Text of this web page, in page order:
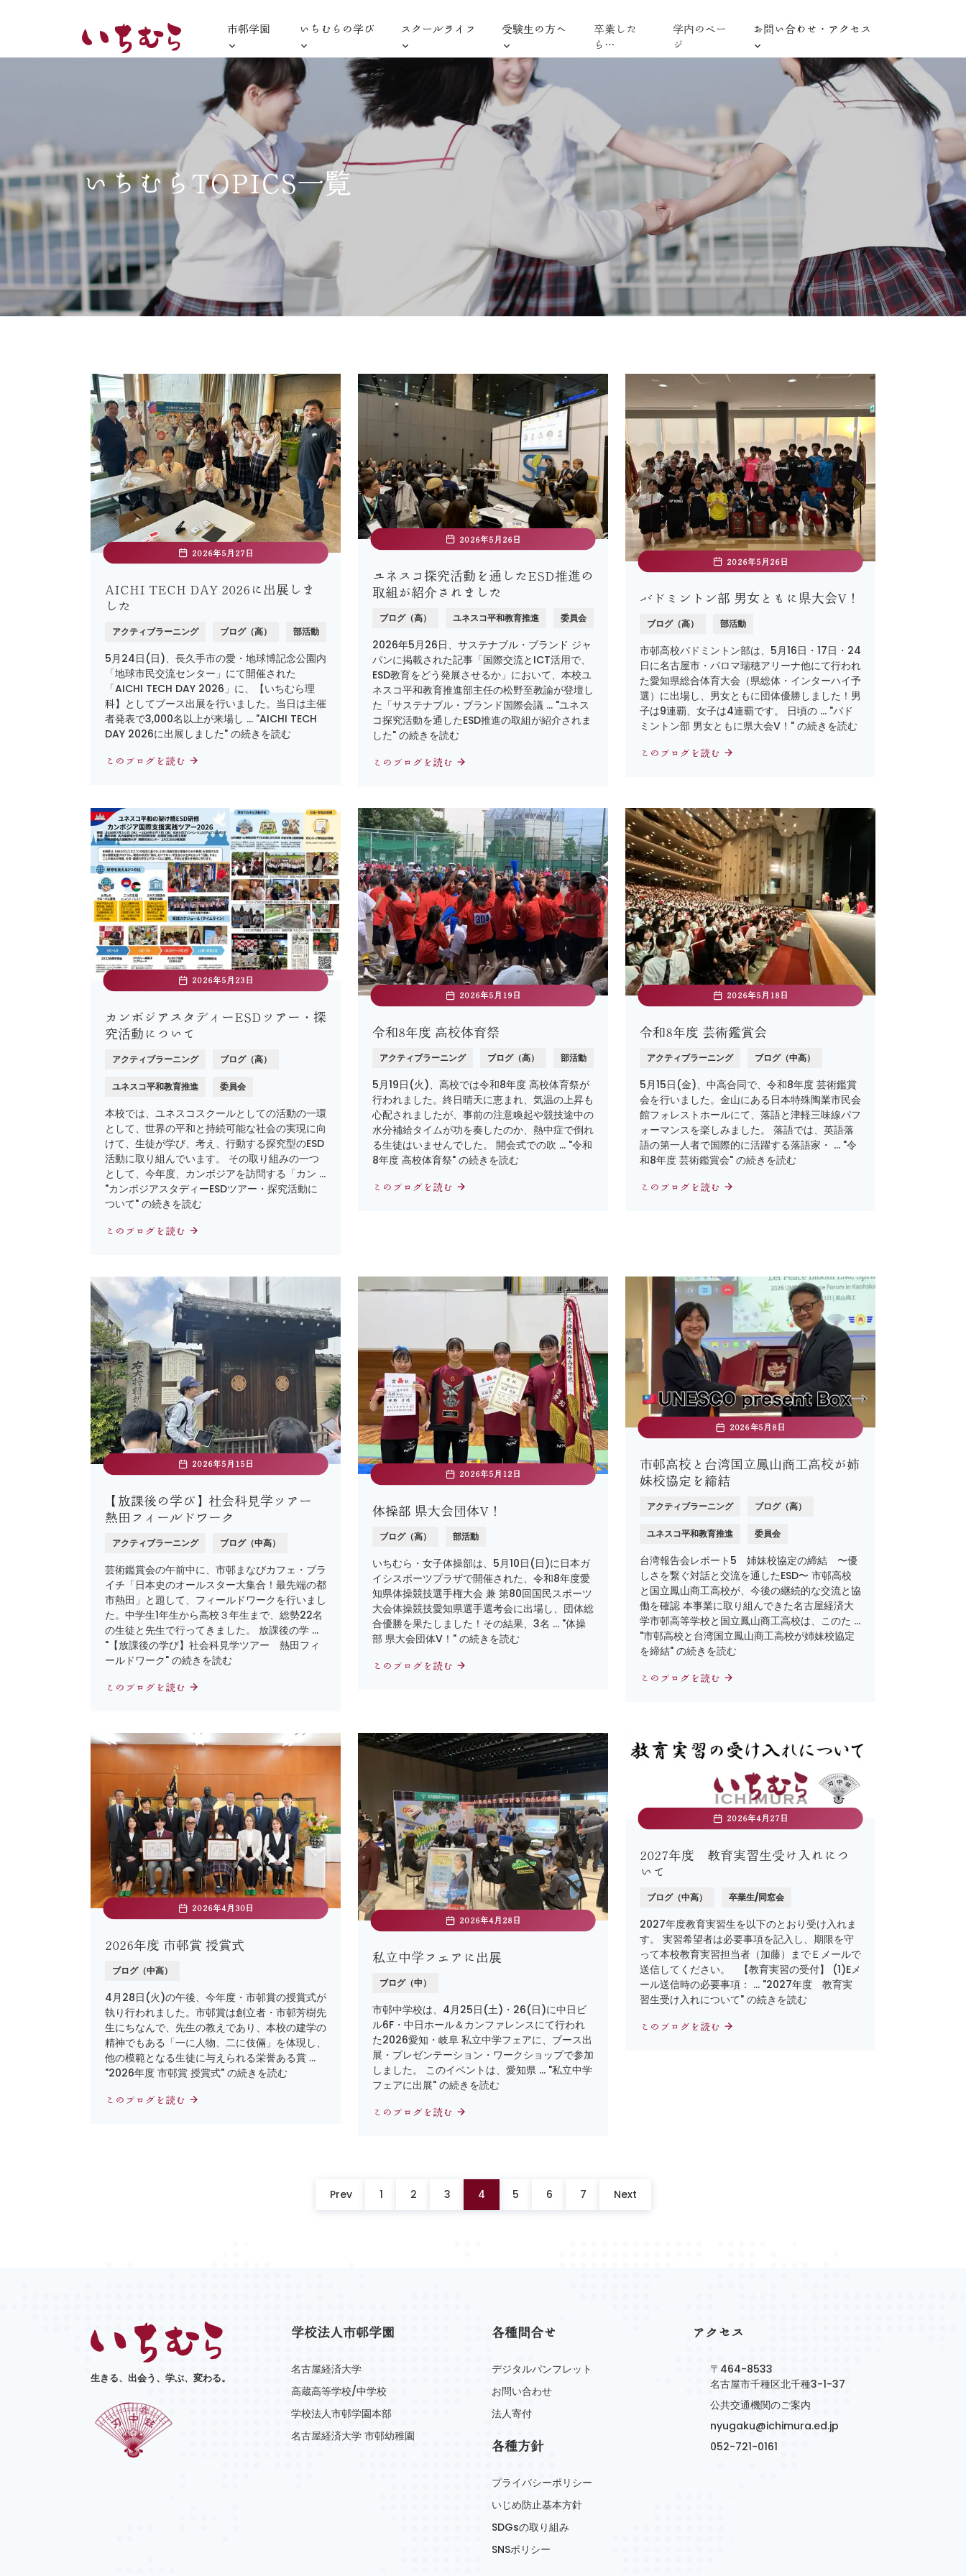
市邨学園 いちむらの学び スクールライフ 受験生の方へ
卒業した
ら…
学内のペー
ジ
お問い合わせ・アクセス
いちむらTOPICS一覧
2026年5月27日
AICHI TECH DAY 2026に出展しま
した
アクティブラーニング ブログ（高） 部活動
5月24日(日)、長久手市の愛・地球博記念公園内
「地球市民交流センター」にて開催された
「AICHI TECH DAY 2026」に、【いちむら理
科】としてブース出展を行いました。当日は主催
者発表で3,000名以上が来場し … "AICHI TECH
DAY 2026に出展しました" の続きを読む
このブログを読む
2026年5月26日
ユネスコ探究活動を通したESD推進の
取組が紹介されました
ブログ（高） ユネスコ平和教育推進 委員会
2026年5月26日、サステナブル・ブランド ジャ
パンに掲載された記事「国際交流とICT活用で、
ESD教育をどう発展させるか」において、本校ユ
ネスコ平和教育推進部主任の松野至教諭が登壇し
た「サステナブル・ブランド国際会議 … "ユネス
コ探究活動を通したESD推進の取組が紹介されま
した" の続きを読む
このブログを読む
2026年5月26日
バドミントン部 男女ともに県大会V！
ブログ（高） 部活動
市邨高校バドミントン部は、5月16日・17日・24
日に名古屋市・パロマ瑞穂アリーナ他にて行われ
た愛知県総合体育大会（県総体・インターハイ予
選）に出場し、男女ともに団体優勝しました！男
子は9連覇、女子は4連覇です。 日頃の … "バド
ミントン部 男女ともに県大会V！" の続きを読む
このブログを読む
2026年5月23日
カンボジアスタディーESDツアー・探
究活動について
アクティブラーニング ブログ（高）
ユネスコ平和教育推進 委員会
本校では、ユネスコスクールとしての活動の一環
として、世界の平和と持続可能な社会の実現に向
けて、生徒が学び、考え、行動する探究型のESD
活動に取り組んでいます。 その取り組みの一つ
として、今年度、カンボジアを訪問する「カン …
"カンボジアスタディーESDツアー・探究活動に
ついて" の続きを読む
このブログを読む
2026年5月19日
令和8年度 高校体育祭
アクティブラーニング ブログ（高） 部活動
5月19日(火)、高校では令和8年度 高校体育祭が
行われました。終日晴天に恵まれ、気温の上昇も
心配されましたが、事前の注意喚起や競技途中の
水分補給タイムが功を奏したのか、熱中症で倒れ
る生徒はいませんでした。 開会式での吹 … "令和
8年度 高校体育祭" の続きを読む
このブログを読む
2026年5月18日
令和8年度 芸術鑑賞会
アクティブラーニング ブログ（中高）
5月15日(金)、中高合同で、令和8年度 芸術鑑賞
会を行いました。金山にある日本特殊陶業市民会
館フォレストホールにて、落語と津軽三味線パフ
ォーマンスを楽しみました。 落語では、英語落
語の第一人者で国際的に活躍する落語家・ … "令
和8年度 芸術鑑賞会" の続きを読む
このブログを読む
2026年5月15日
【放課後の学び】社会科見学ツアー
熱田フィールドワーク
アクティブラーニング ブログ（中高）
芸術鑑賞会の午前中に、市邨まなびカフェ・ブラ
イチ「日本史のオールスター大集合！最先端の都
市熱田」と題して、フィールドワークを行いまし
た。中学生1年生から高校３年生まで、総勢22名
の生徒と先生で行ってきました。 放課後の学 …
"【放課後の学び】社会科見学ツアー 熱田フィ
ールドワーク" の続きを読む
このブログを読む
2026年5月12日
体操部 県大会団体V！
ブログ（高） 部活動
いちむら・女子体操部は、5月10日(日)に日本ガ
イシスポーツプラザで開催された、令和8年度愛
知県体操競技選手権大会 兼 第80回国民スポーツ
大会体操競技愛知県選手選考会に出場し、団体総
合優勝を果たしました！その結果、3名 … "体操
部 県大会団体V！" の続きを読む
このブログを読む
2026年5月8日
市邨高校と台湾国立鳳山商工高校が姉
妹校協定を締結
アクティブラーニング ブログ（高）
ユネスコ平和教育推進 委員会
台湾報告会レポート5 姉妹校協定の締結 〜優
しさを繋ぐ対話と交流を通したESD〜 市邨高校
と国立鳳山商工高校が、今後の継続的な交流と協
働を確認 本事業に取り組んできた名古屋経済大
学市邨高等学校と国立鳳山商工高校は、このた …
"市邨高校と台湾国立鳳山商工高校が姉妹校協定
を締結" の続きを読む
このブログを読む
2026年4月30日
2026年度 市邨賞 授賞式
ブログ（中高）
4月28日(火)の午後、今年度・市邨賞の授賞式が
執り行われました。市邨賞は創立者・市邨芳樹先
生にちなんで、先生の教えであり、本校の建学の
精神でもある「一に人物、二に伎倆」を体現し、
他の模範となる生徒に与えられる栄誉ある賞 …
"2026年度 市邨賞 授賞式" の続きを読む
このブログを読む
2026年4月28日
私立中学フェアに出展
ブログ（中）
市邨中学校は、4月25日(土)・26(日)に中日ビ
ル6F・中日ホール＆カンファレンスにて行われ
た2026愛知・岐阜 私立中学フェアに、ブース出
展・プレゼンテーション・ワークショップで参加
しました。 このイベントは、愛知県 … "私立中学
フェアに出展" の続きを読む
このブログを読む
2026年4月27日
2027年度 教育実習生受け入れにつ
いて
ブログ（中高） 卒業生/同窓会
2027年度教育実習生を以下のとおり受け入れま
す。 実習希望者は必要事項を記入し、期限を守
って本校教育実習担当者（加藤）までＥメールで
送信してください。 【教育実習の受付】 (1)Eメ
ール送信時の必要事項： … "2027年度 教育実
習生受け入れについて" の続きを読む
このブログを読む
Prev 1 2 3 4 5 6 7 Next
生きる、出会う、学ぶ、変わる。
学校法人市邨学園
名古屋経済大学
高蔵高等学校/中学校
学校法人市邨学園本部
名古屋経済大学 市邨幼稚園
各種問合せ
デジタルパンフレット
お問い合わせ
法人寄付
各種方針
プライバシーポリシー
いじめ防止基本方針
SDGsの取り組み
SNSポリシー
アクセス
〒464-8533
名古屋市千種区北千種3-1-37
公共交通機関のご案内
nyugaku@ichimura.ed.jp
052-721-0161